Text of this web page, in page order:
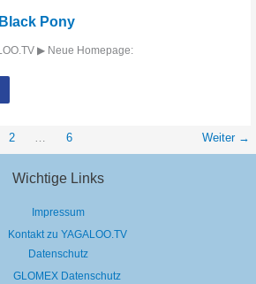
Pony
▶ Neue Homepage:
2 … 6 Weiter →
Wichtige Links
Impressum
Kontakt zu YAGALOO.TV
Datenschutz
GLOMEX Datenschutz